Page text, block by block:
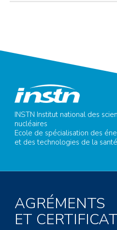
INSTN Institut national des
nucléaires
Ecole de spécialisation des
et des technologies de la santé
AGRÉMENTS
ET